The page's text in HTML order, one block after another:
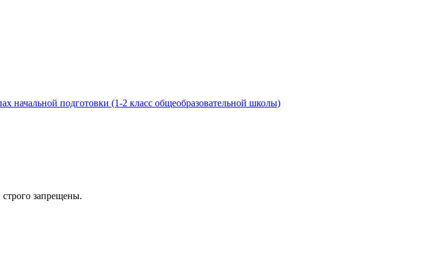
начальной подготовки (1-2 класс общеобразовательной школы)
запрещены.